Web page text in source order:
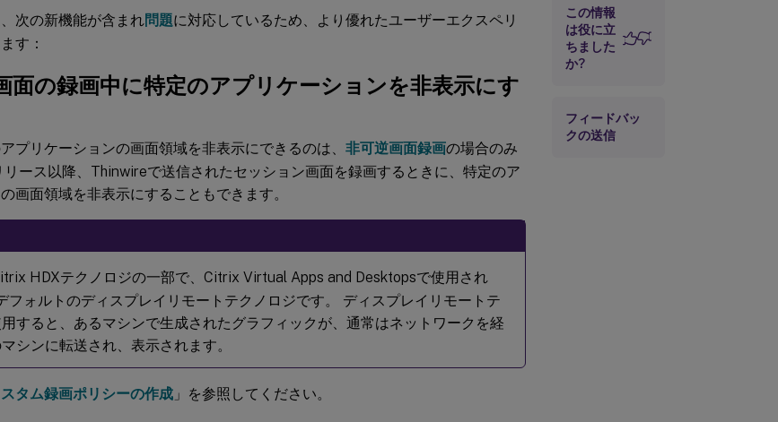
次の新機能が含まれ問題に対応しているため、より優れたユーザーエクスペリ
す：
面の録画中に特定のアプリケーションを非表示にす
プリケーションの画面領域を非表示にできるのは、 非可逆画面録画の場合のみ
リース以降、Thinwireで送信されたセッション画面を録画するときに、特定のア
画面領域を非表示にすることもできます。
HDXテクノロジの一部で、Citrix Virtual Apps and Desktopsで使用され
フォルトのディスプレイリモートテクノロジです。 ディスプレイリモートテ
すると、あるマシンで生成されたグラフィックが、通常はネットワークを経
シンに転送され、表示されます。
タム録画ポリシーの作成 」を参照してください。
セッション
で印刷アク
ティビティ
をキャプチ
ャする
各VDAのメ
この情報
は役に立
ちました
か?
フィードバッ
クの送信